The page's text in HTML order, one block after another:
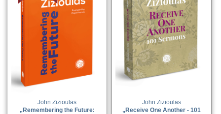
John Zizioulas
„Remembering the Future:
John Zizioulas
„Receive One Another - 101